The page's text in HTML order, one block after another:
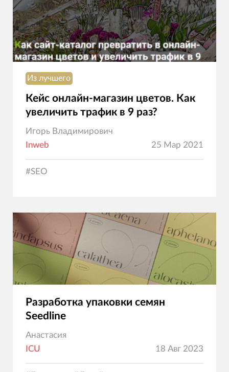
Из лучшего
Кейс онлайн-магазин цветов. Как
увеличить трафик в 9 раз?
Игорь Владимирович
Inweb
25 Мар 2021
#SEO
Разработка упаковки семян
Seedline
Анастасия
ICU
18 Авг 2023